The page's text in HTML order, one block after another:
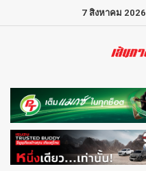
7 สิงหาคม 2026